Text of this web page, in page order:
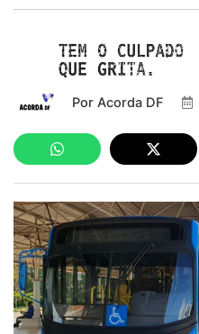
Por Acorda DF